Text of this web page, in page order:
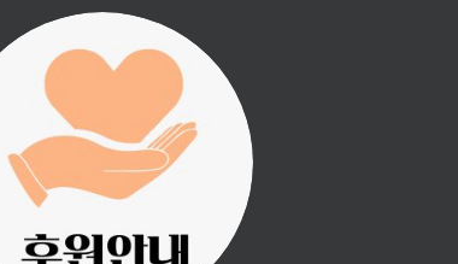
진리횃불 사역은 여러분
의 후원으로 이루어집니
다.